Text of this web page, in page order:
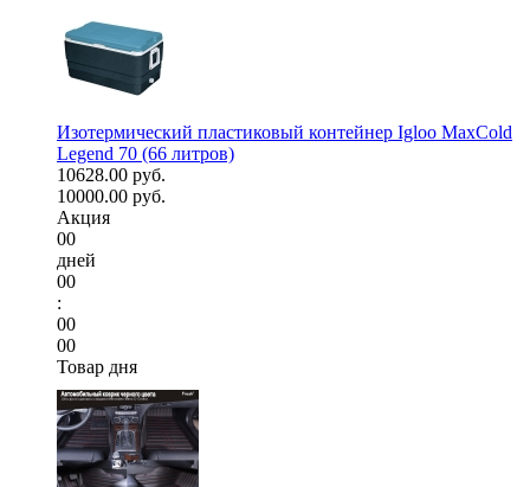
Изотермический пластиковый контейнер Igloo MaxCold
Legend 70 (66 литров)
10628.00 руб.
10000.00 руб.
Акция
00
дней
00
:
00
00
Товар дня